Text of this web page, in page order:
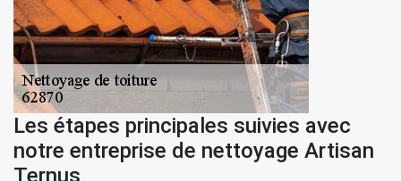
Les étapes principales suivies avec
notre entreprise de nettoyage Artisan
Ternus